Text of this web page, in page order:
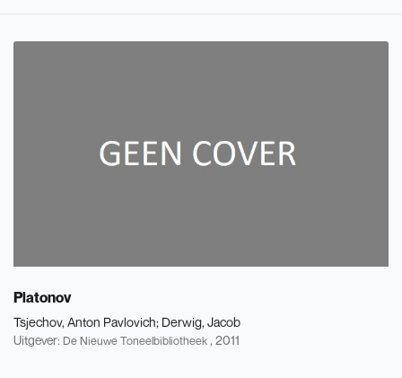
Platonov
Tsjechov, Anton Pavlovich Derwig, Jacob
Uitgever: De Nieuwe Toneelbibliotheek , 2011